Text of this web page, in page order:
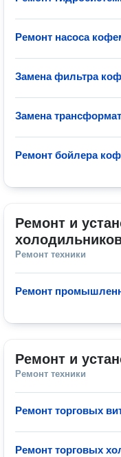
Ремонт насоса
Замена фильтра
Замена
Ремонт бойлера
Ремонт и
Ремонт техники
Ремонт
Ремонт и
Ремонт техники
Ремонт торговых
Ремонт торговых